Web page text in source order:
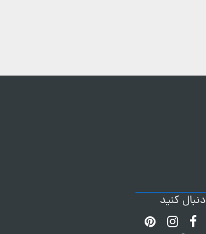
دنبال کنید